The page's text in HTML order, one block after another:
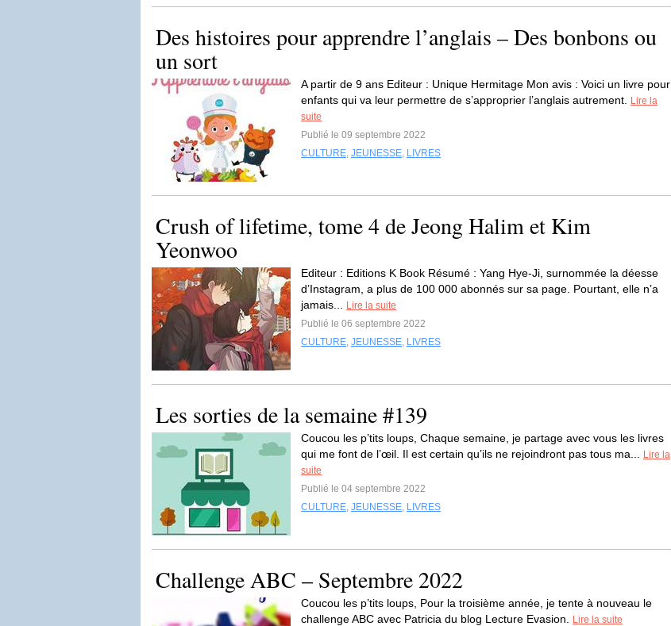
Des histoires pour apprendre l’anglais – Des bonbons ou
un sort
A partir de 9 ans Editeur : Unique Hermitage Mon avis : Voici un livre pour
enfants qui va leur permettre de s’approprier l’anglais autrement.
Lire la
suite
Publié le 09 septembre 2022
CULTURE, JEUNESSE, LIVRES
Crush of lifetime, tome 4 de Jeong Halim et Kim
Yeonwoo
Editeur : Editions K Book Résumé : Yang Hye-Ji, surnommée la déesse
d’Instagram, a plus de 100 000 abonnés sur sa page. Pourtant, elle n’a
jamais...
Lire la suite
Publié le 06 septembre 2022
CULTURE, JEUNESSE, LIVRES
Les sorties de la semaine #139
Coucou les p’tits loups, Chaque semaine, je partage avec vous les livres
qui me font de l’œil. Il est certain qu’ils ne rejoindront pas tous ma...
Lire la
suite
Publié le 04 septembre 2022
CULTURE, JEUNESSE, LIVRES
Challenge ABC – Septembre 2022
Coucou les p’tits loups, Pour la troisième année, je tente à nouveau le
challenge ABC avec Patricia du blog Lecture Evasion.
Lire la suite